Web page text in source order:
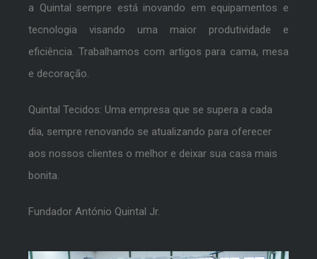
a Quintal sempre está inovando em equipamentos e
tecnologia visando uma maior produtividade e
eficiência. Trabalhamos com artigos para cama, mesa
e decoração.
Quintal Tecidos: Uma empresa que se supera a cada
dia, sempre renovando se atualizando para oferecer
aos nossos clientes o melhor e deixar sua casa mais
bonita.
Fundador António Quintal Jr.